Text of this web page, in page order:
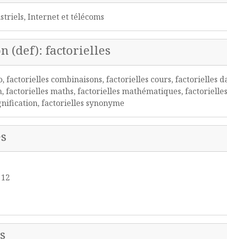
Internet et télécoms
(def): factorielles
factorielles combinaisons, factorielles cours, factorielles
maths, factorielles mathématiques,
factorielles synonyme